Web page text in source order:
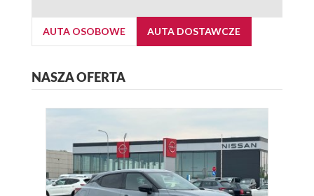
AUTA OSOBOWE AUTA DOSTAWCZE
NASZA OFERTA